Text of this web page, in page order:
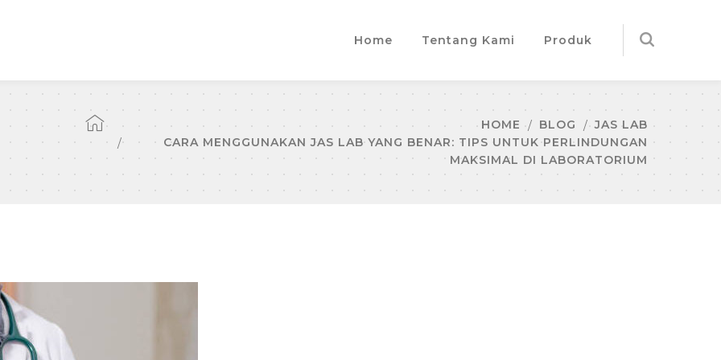
Home Tentang Kami Produk
HOME BLOG
JAS LAB
CARA MENGGUNAKAN JAS LAB YANG BENAR: TIPS UNTUK PERLINDUNGAN
MAKSIMAL DI LABORATORIUM